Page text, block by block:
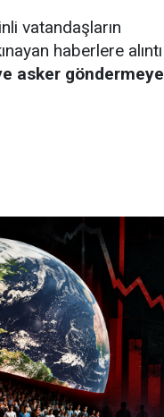
vatandaşların
haberlere alıntı
asker göndermeye